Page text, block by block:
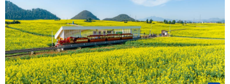
北京 天津 河北
辽宁 吉林 上海 江苏
浙江 安徽 福建 江西
山东 河南 湖北 湖南